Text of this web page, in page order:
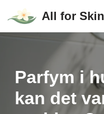
Hoppa
All for
Parfym i
kan det